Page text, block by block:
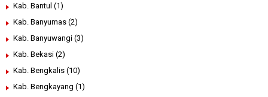
Kab. Bantul (1)
Kab. Banyumas (2)
Kab. Banyuwangi (3)
Kab. Bekasi (2)
Kab. Bengkalis (10)
Kab. Bengkayang (1)